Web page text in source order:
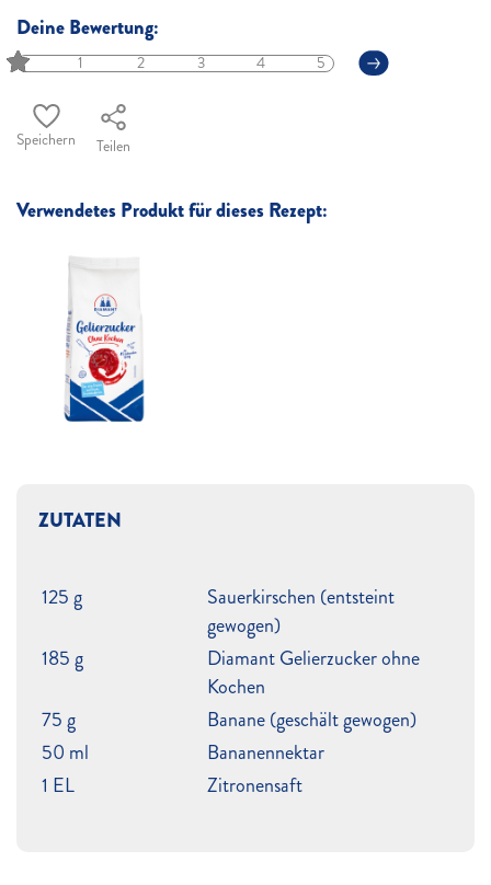
Deine Bewertung:
1 2 3 4 5
Speichern Teilen
Verwendetes Produkt für dieses Rezept:
ZUTATEN
125 g
Sauerkirschen (entsteint
gewogen)
185 g
Diamant Gelierzucker ohne
Kochen
75 g
Banane (geschält gewogen)
50 ml
Bananennektar
1 EL
Zitronensaft